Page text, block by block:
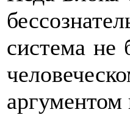
система не